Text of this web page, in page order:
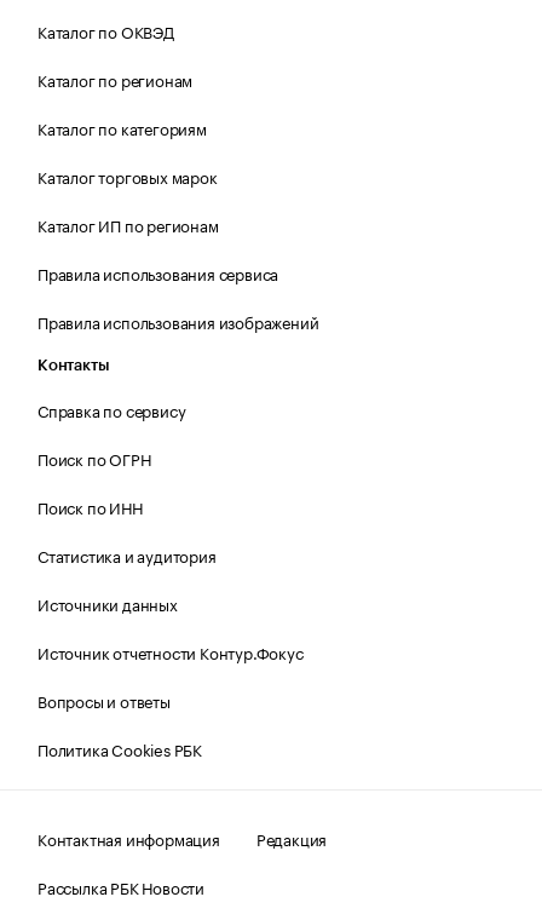
Каталог по ОКВЭД
Каталог по регионам
Каталог по категориям
Каталог торговых марок
Каталог ИП по регионам
Правила использования сервиса
Правила использования изображений
Контакты
Справка по сервису
Поиск по ОГРН
Поиск по ИНН
Статистика и аудитория
Источники данных
Источник отчетности Контур.Фокус
Вопросы и ответы
Политика Cookies РБК
Контактная информация
Редакция
Рассылка РБК Новости